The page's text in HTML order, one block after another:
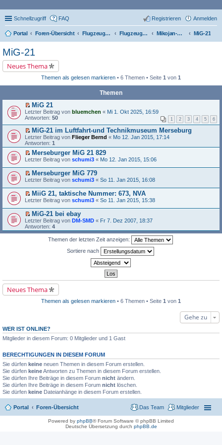
Schnellzugriff FAQ Anmelden
Registrieren
Portal Foren-Übersicht Flugzeugtypen, Triebwerke und Technik Flugzeug-Typen Mikojan-Gurjewitsch (MiG) MiG-21
MiG-21
Neues Thema
Themen als gelesen markieren • 6 Themen • Seite 1 von 1
Themen
E
r
e
r
u
n
g
l
e
s
e
n
e
B
e
i
t
r
MiG 21
Letzter Beitrag von bluemchen « Mi 1. Okt 2025, 16:59
Antworten: 50 1 2 3 4 5 6
E
r
s
e
u
n
g
e
e
s
e
n
e
r
MiG-21 im Luftfahrt-und Technikmuseum Merseburg
Letzter Beitrag von Flieger Bernd « Mo 12. Jan 2015, 17:14
Antworten: 1
E
s
e
r
u
n
e
e
s
e
r
a
g
Merseburger MiG 21 829
Letzter Beitrag von schumi3 « Mo 12. Jan 2015, 15:06
E
s
e
r
u
n
g
e
B
e
t
Merseburger MiG 779
Letzter Beitrag von schumi3 « So 11. Jan 2015, 16:08
E
s
e
r
u
n
e
r
a
MiiG 21, taktische Nummer: 673, NVA
Letzter Beitrag von schumi3 « So 11. Jan 2015, 15:38
E
r
s
e
s
e
e
i
t
g
MiG-21 bei ebay
Letzter Beitrag von DM-SMD « Fr 7. Dez 2007, 18:37
Antworten: 4
Themen der letzten Zeit anzeigen:
Sortiere nach
Neues Thema
Themen als gelesen markieren • 6 Themen • Seite 1 von 1
Gehe zu
WER IST ONLINE?
Mitglieder in diesem Forum: 0 Mitglieder und 1 Gast
BERECHTIGUNGEN IN DIESEM FORUM
Sie dürfen keine neuen Themen in diesem Forum erstellen.
Sie dürfen keineAntworten zu Themen in diesem Forum erstellen.
Sie dürfen Ihre Beiträge in diesem Forum nicht ändern.
Sie dürfen Ihre Beiträge in diesem Forum nicht löschen.
Sie dürfen keine Dateianhänge in diesem Forum erstellen.
Portal Foren-Übersicht Mitglieder
Das Team
Powered by phpBB® Forum Software © phpBB Limited
Deutsche Übersetzung durch phpBB.de